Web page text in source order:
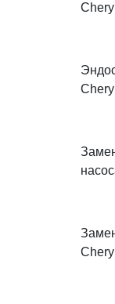
Chery
Chery
Chery